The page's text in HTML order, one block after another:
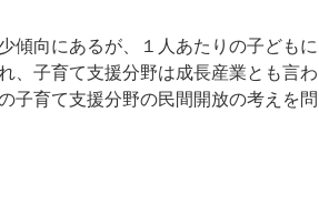
傾向にあるが、１人あたりの子どもに
、子育て支援分野は成長産業とも言わ
子育て支援分野の民間開放の考えを問